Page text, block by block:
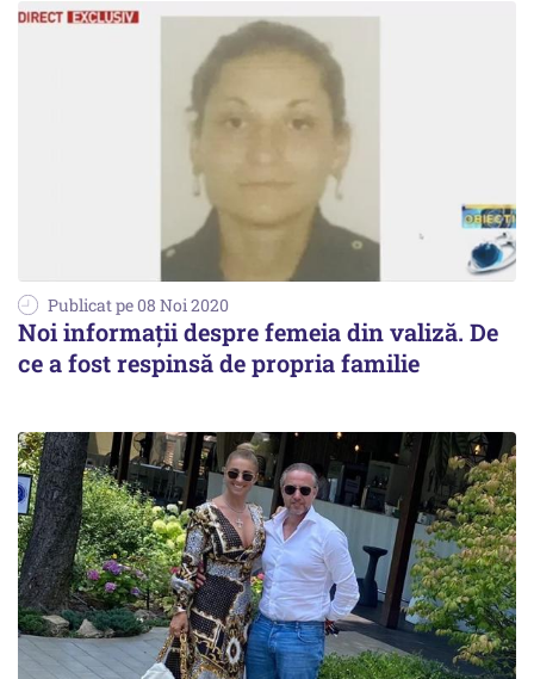
Publicat pe 08 Noi 2020
Noi informații despre femeia din valiză. De
ce a fost respinsă de propria familie